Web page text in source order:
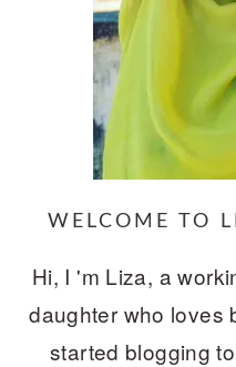
WELCOME TO
Hi, I 'm Liza, a
daughter who loves
started blogging